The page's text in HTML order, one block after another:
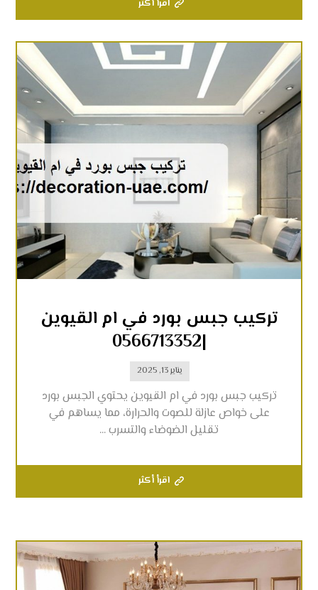
اقرأ أكثر
تركيب جبس بورد في ام القيوين
|0566713352
يناير 13, 2025
تركيب جبس بورد في ام القيوين يحتوي الجبس بورد
على خواص عازلة للصوت والحرارة، مما يساهم في
تقليل الضوضاء والتسرب ...
اقرأ أكثر